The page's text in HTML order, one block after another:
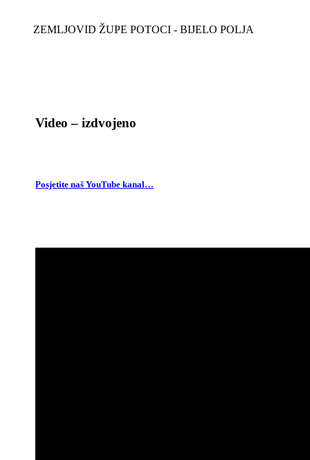
ZEMLJOVID ŽUPE POTOCI - BIJELO POLJA
Video – izdvojeno
Posjetite naš YouTube kanal…